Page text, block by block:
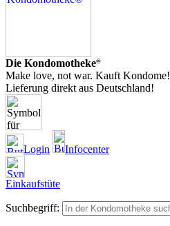
Die Kondomotheke®
Make love, not war. Kauft Kondome!
Lieferung direkt aus Deutschland!
Login Infocenter
Einkaufstüte
Suchbegriff: